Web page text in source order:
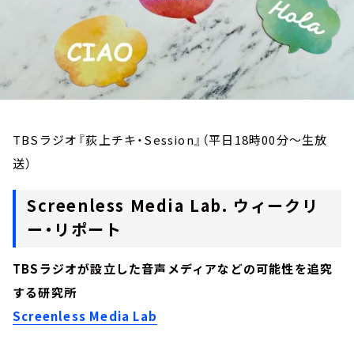
TBSラジオ『荻上チキ・Session』（平日18時00分～生放
送）
Screenless Media Lab. ウィークリ
ー・リポート
TBSラジオが設立した音声メディアなどの可能性を追究
する研究所
Screenless Media Lab